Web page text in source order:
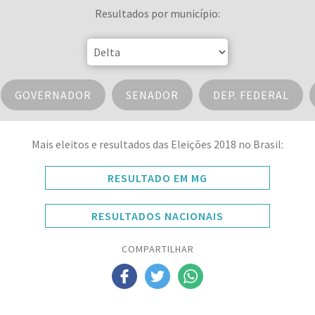
Resultados por município:
GOVERNADOR SENADOR DEP. FEDERAL
Mais eleitos e resultados das Eleições 2018 no Brasil:
RESULTADO EM MG
RESULTADOS NACIONAIS
COMPARTILHAR